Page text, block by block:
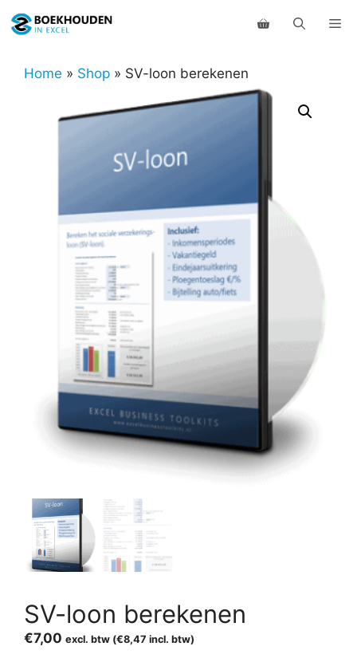
naar
inhoudHome » Shop » SV-loon berekenen
SV-loon berekenen
€7,00 excl. btw (€8,47 incl. btw)